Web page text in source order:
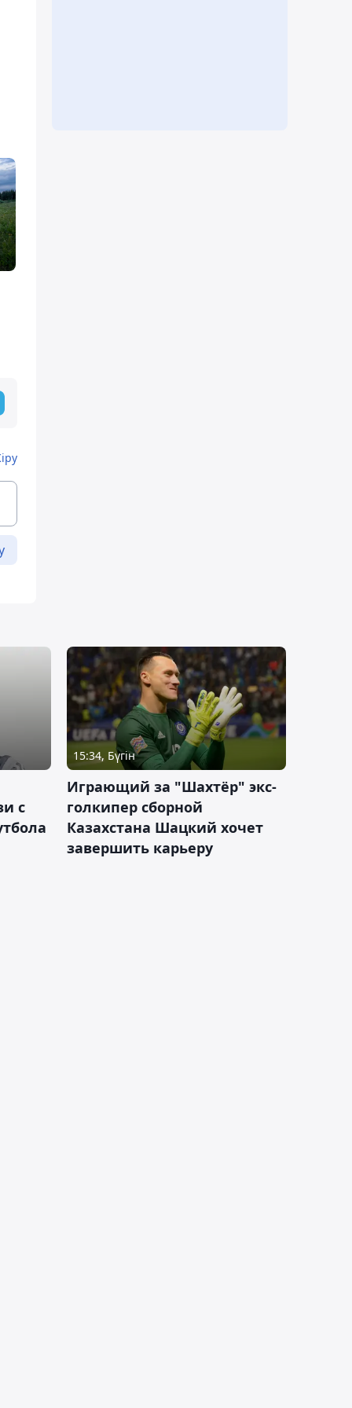
с
15:34, Бүгін
Играющий за "Шахтёр" экс-
голкипер сборной
Казахстана Шацкий хочет
завершить карьеру